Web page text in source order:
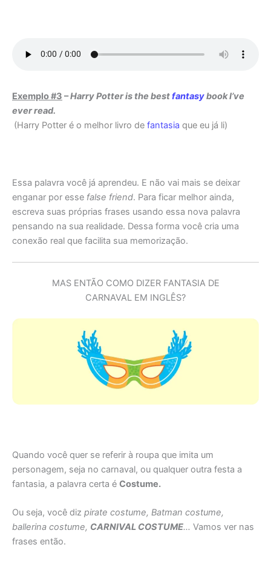
Exemplo #3 –Harry Potter is the bestfantasybook I’ve
ever read.
(Harry Potter é o melhor livro de fantasia que eu já li)
Essa palavra você já aprendeu. E não vai mais se deixar
enganar por esse false friend. Para ficar melhor ainda,
escreva suas próprias frases usando essa nova palavra
pensando na sua realidade. Dessa forma você cria uma
conexão real que facilita sua memorização.
MAS ENTÃO COMO DIZER FANTASIA DE
CARNAVAL EM INGLÊS?
Quando você quer se referir à roupa que imita um
personagem, seja no carnaval, ou qualquer outra festa a
fantasia, a palavra certa é Costume.
Ou seja, você diz pirate costume, Batman costume,
ballerina costume, CARNIVAL COSTUME… Vamos ver nas
frases então.